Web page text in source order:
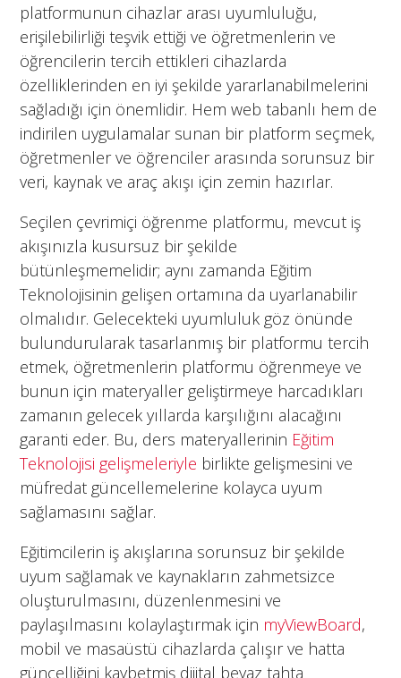
platformunun cihazlar arası uyumluluğu,
erişilebilirliği teşvik ettiği ve öğretmenlerin ve
öğrencilerin tercih ettikleri cihazlarda
özelliklerinden en iyi şekilde yararlanabilmelerini
sağladığı için önemlidir. Hem web tabanlı hem de
indirilen uygulamalar sunan bir platform seçmek,
öğretmenler ve öğrenciler arasında sorunsuz bir
veri, kaynak ve araç akışı için zemin hazırlar.
Seçilen çevrimiçi öğrenme platformu, mevcut iş
akışınızla kusursuz bir şekilde
bütünleşmemelidir; aynı zamanda Eğitim
Teknolojisinin gelişen ortamına da uyarlanabilir
olmalıdır. Gelecekteki uyumluluk göz önünde
bulundurularak tasarlanmış bir platformu tercih
etmek, öğretmenlerin platformu öğrenmeye ve
bunun için materyaller geliştirmeye harcadıkları
zamanın gelecek yıllarda karşılığını alacağını
garanti eder. Bu, ders materyallerinin Eğitim
Teknolojisi gelişmeleriyle birlikte gelişmesini ve
müfredat güncellemelerine kolayca uyum
sağlamasını sağlar.
Eğitimcilerin iş akışlarına sorunsuz bir şekilde
uyum sağlamak ve kaynakların zahmetsizce
oluşturulmasını, düzenlenmesini ve
paylaşılmasını kolaylaştırmak için myViewBoard,
mobil ve masaüstü cihazlarda çalışır ve hatta
güncelliğini kaybetmiş dijital beyaz tahta